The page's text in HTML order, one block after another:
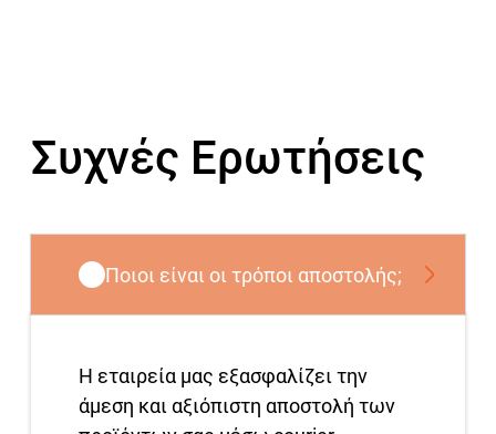
Συχνές Ερωτήσεις
Ποιοι είναι οι τρόποι αποστολής;
Η εταιρεία μας εξασφαλίζει την
άμεση και αξιόπιστη αποστολή των